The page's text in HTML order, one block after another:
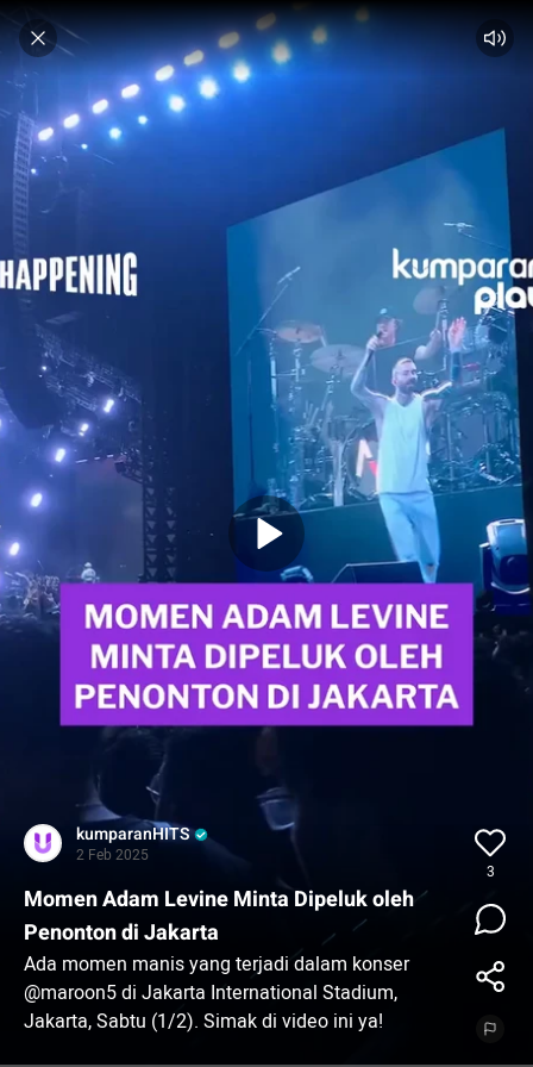
kumparanHITS
2 Feb 2025
Momen Adam Levine Minta Dipeluk oleh
Penonton di Jakarta
Ada momen manis yang terjadi dalam konser
@maroon5 di Jakarta International Stadium,
Jakarta, Sabtu (1/2). Simak di video ini ya!
3